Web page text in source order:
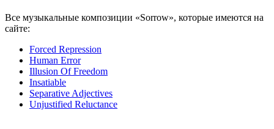
Все музыкальные композиции «Sorrow», которые имеются на
сайте:
Forced Repression
Human Error
Illusion Of Freedom
Insatiable
Separative Adjectives
Unjustified Reluctance